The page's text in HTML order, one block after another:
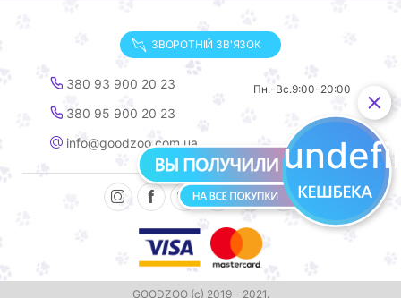
ЗВОРОТНІЙ ЗВ'ЯЗОК
380 93 900 20 23
380 95 900 20 23
info@goodzoo.com.ua
Пн.-Вс.9:00-20:00
GOODZOO (с) 2019 - 2021.